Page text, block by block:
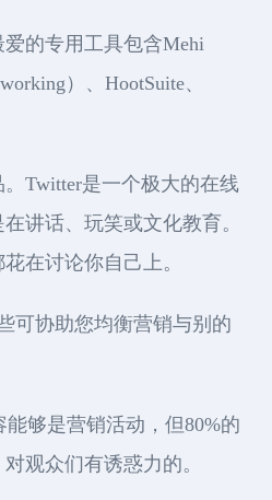
的专用工具包含Mehi
）、HootSuite、
Twitter是一个极大的在线
讲话、玩笑或文化教育。
在讨论你自己上。
可协助您均衡营销与别的
能够是营销活动，但80%的
观众们有诱惑力的。